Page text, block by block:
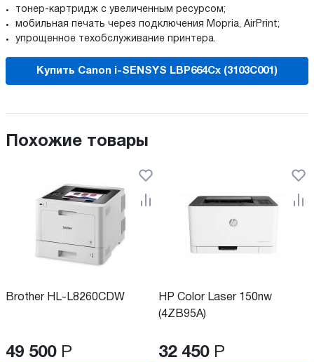
тонер-картридж с увеличенным ресурсом;
мобильная печать через подключения Mopria, AirPrint;
упрощенное техобслуживание принтера.
Купить Canon i-SENSYS LBP664Cx (3103C001)
Похожие товары
Brother HL-L8260CDW
49 500 Р
HP Color Laser 150nw
(4ZB95A)
32 450 Р